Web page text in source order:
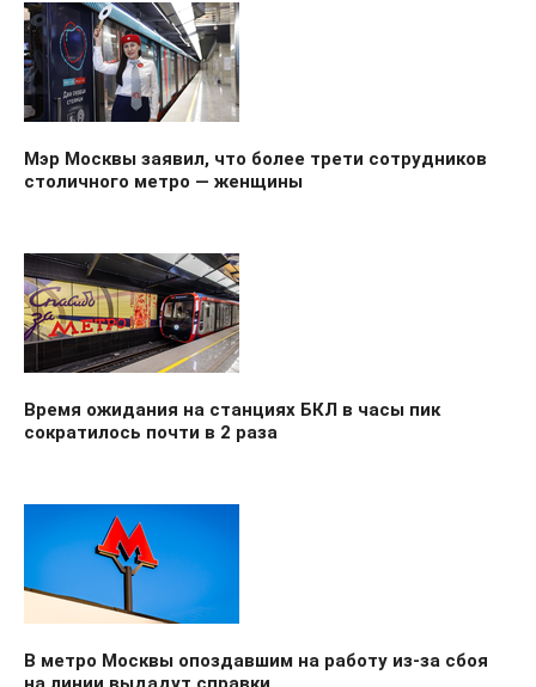
Мэр Москвы заявил, что более трети сотрудников
столичного метро — женщины
Время ожидания на станциях БКЛ в часы пик
сократилось почти в 2 раза
В метро Москвы опоздавшим на работу из-за сбоя